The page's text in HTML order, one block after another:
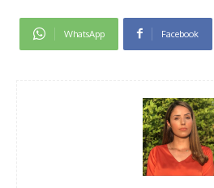
WhatsApp Facebook